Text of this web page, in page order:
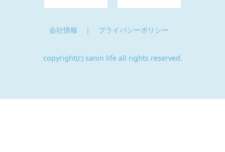
会社情報 ｜ プライバシーポリシー
copyright(c) sanin life all rights reserved.